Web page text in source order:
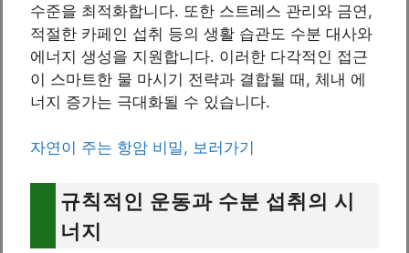
수준을 최적화합니다. 또한 스트레스 관리와 금연,
적절한 카페인 섭취 등의 생활 습관도 수분 대사와
에너지 생성을 지원합니다. 이러한 다각적인 접근
이 스마트한 물 마시기 전략과 결합될 때, 체내 에
너지 증가는 극대화될 수 있습니다.
자연이 주는 항암 비밀, 보러가기
규칙적인 운동과 수분 섭취의 시
너지